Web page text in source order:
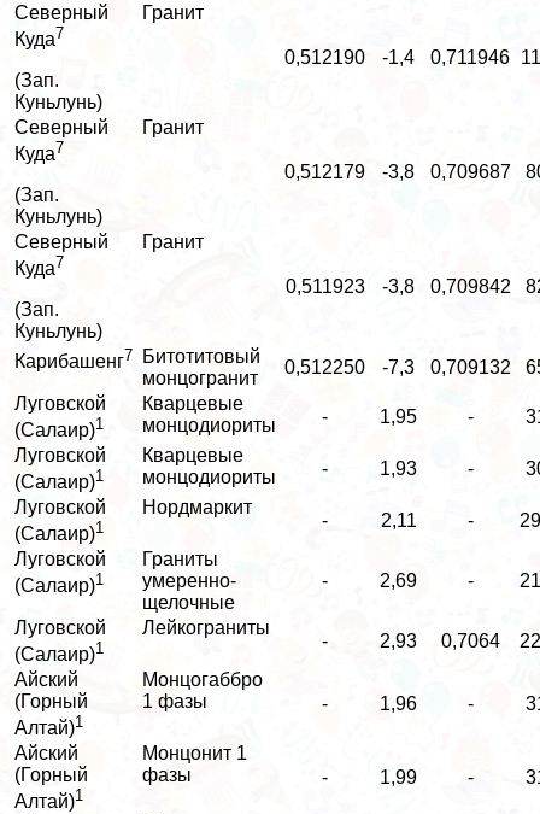
Северный
Куда7
(Зап.
Куньлунь)
Гранит
0,512190 -1,4 0,711946
Северный
Куда7
(Зап.
Куньлунь)
Гранит
0,512179 -3,8 0,709687
Северный
Куда7
(Зап.
Куньлунь)
Гранит
0,511923 -3,8 0,709842
Карибашенг7
Битотитовый
монцогранит
0,512250 -7,3 0,709132
Луговской
(Салаир)1
Кварцевые
монцодиориты
- 1,95 -
Луговской
(Салаир)1
Кварцевые
монцодиориты
- 1,93 -
Луговской
(Салаир)1
Нордмаркит
- 2,11 -
Луговской
(Салаир)1
Граниты
умеренно-
щелочные
- 2,69 -
Луговской
(Салаир)1
Лейкограниты
- 2,93 0,7064
Айский
(Горный
Алтай)1
Монцогаббро
1 фазы
- 1,96 -
Айский
(Горный
Алтай)1
Монцонит 1
фазы
- 1,99 -